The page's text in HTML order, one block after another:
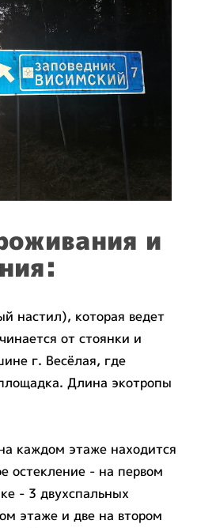
и
настил), которая ведет
от стоянки и
г. Весёлая, где
Длина экотропы
каждом этаже находится
остекление - на первом
- 3 двухспальных
этаже и две на втором